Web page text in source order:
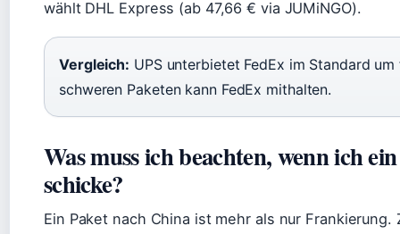
wählt DHL Express (ab 47,66 € via JUMiNGO).
Vergleich: UPS unterbietet FedEx im Standard
schweren Paketen kann FedEx mithalten.
Was muss ich beachten, wenn ich
schicke?
Ein Paket nach China ist mehr als nur Frankierung.